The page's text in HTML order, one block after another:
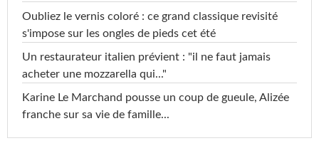
Oubliez le vernis coloré : ce grand classique revisité
s'impose sur les ongles de pieds cet été
Un restaurateur italien prévient : "il ne faut jamais
acheter une mozzarella qui..."
Karine Le Marchand pousse un coup de gueule, Alizée
franche sur sa vie de famille...